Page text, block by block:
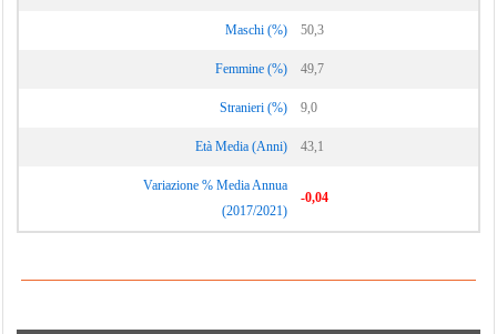
Maschi (%) 50,3
Femmine (%) 49,7
Stranieri (%) 9,0
Età Media (Anni) 43,1
Variazione % Media Annua
(2017/2021)
-0,04